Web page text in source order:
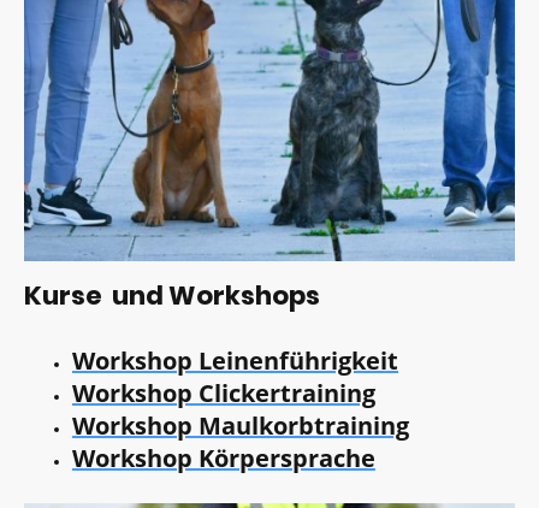
Kurse und Workshops
Workshop Leinenführigkeit
Workshop Clickertraining
Workshop Maulkorbtraining
Workshop Körpersprache